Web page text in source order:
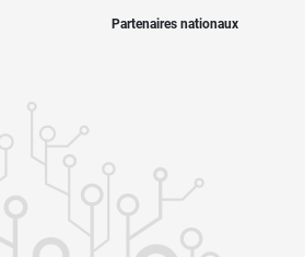
Partenaires nationaux